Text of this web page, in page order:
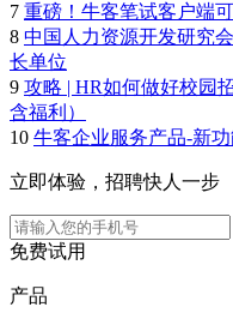
7 重磅！牛客笔试客户端
8 中国人力资源开发研究
长单位
9 攻略 | HR如何做好校园
含福利）
10 牛客企业服务产品-新
立即体验，招聘快人一步
免费试用
产品